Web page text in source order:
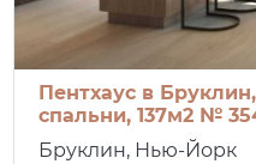
Пентхаус в
спальни, 137м2 №
Бруклин, Нью-Йорк